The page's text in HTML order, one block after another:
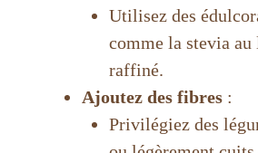
e
o
Utilisez des
comme la stevia au
raffiné.
Ajoutez des fibres :
Privilégiez des